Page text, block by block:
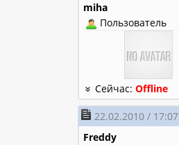
miha
Пользователь
Сейчас:Offline
22.02.2010 / 17:07
Freddy